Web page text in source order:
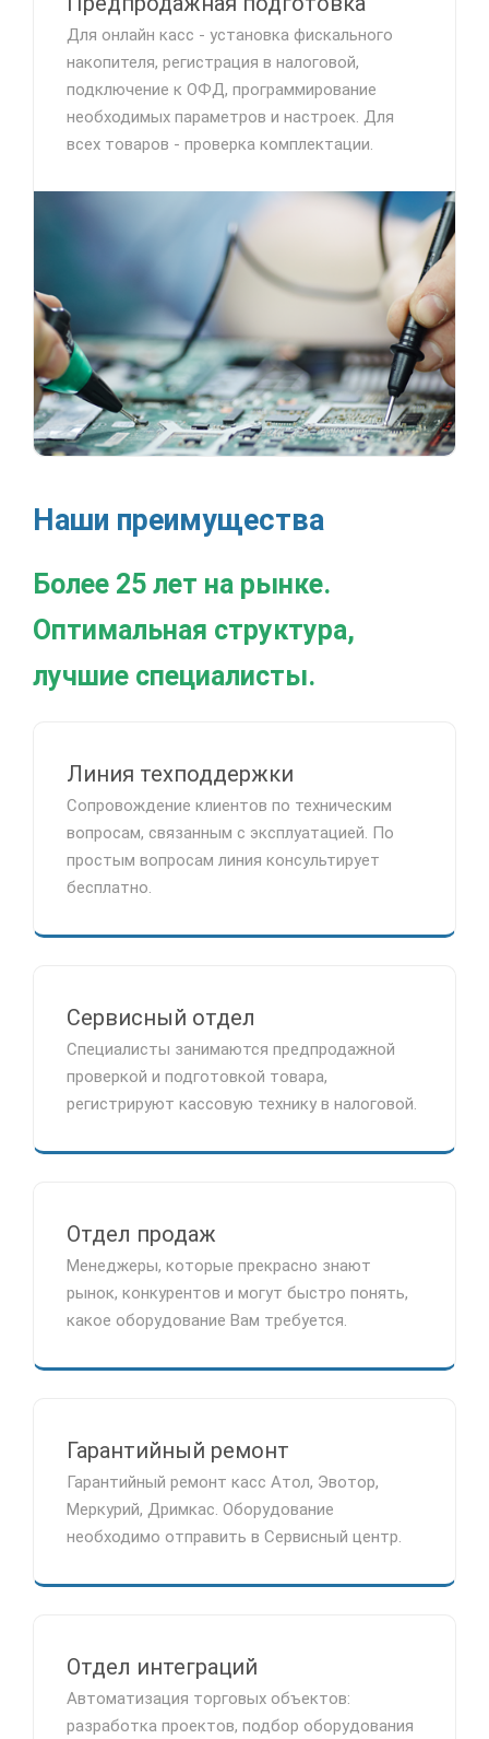
Для онлайн касс - установка фискального
накопителя, регистрация в налоговой,
подключение к ОФД, программирование
необходимых параметров и настроек. Для
всех товаров - проверка комплектации.
Наши преимущества
Более 25 лет на рынке.
Оптимальная структура,
лучшие специалисты.
Линия техподдержки
Сопровождение клиентов по техническим
вопросам, связанным с эксплуатацией. По
простым вопросам линия консультирует
бесплатно.
Сервисный отдел
Специалисты занимаются предпродажной
проверкой и подготовкой товара,
регистрируют кассовую технику в налоговой.
Отдел продаж
Менеджеры, которые прекрасно знают
рынок, конкурентов и могут быстро понять,
какое оборудование Вам требуется.
Гарантийный ремонт
Гарантийный ремонт касс Атол, Эвотор,
Меркурий, Дримкас. Оборудование
необходимо отправить в Сервисный центр.
Отдел интеграций
Автоматизация торговых объектов:
разработка проектов, подбор оборудования